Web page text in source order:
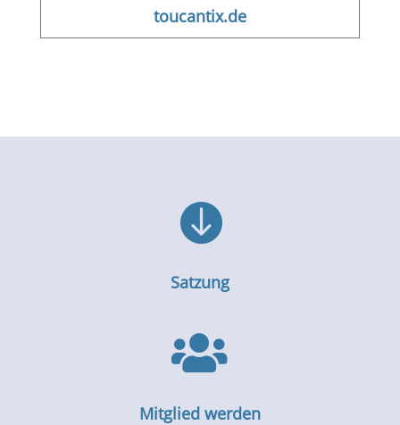
toucantix.de

Satzung

Mitglied werden